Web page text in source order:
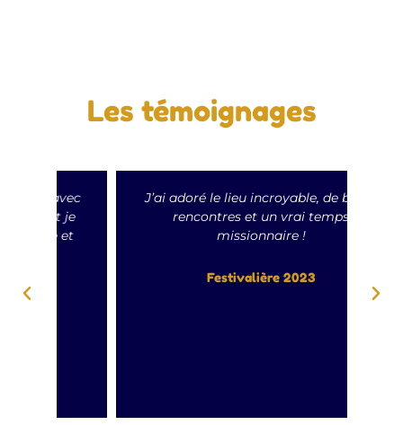
Les témoignages
J’ai adoré le lieu incroyable, de belles
rencontres et un vrai temps
missionnaire !
Festivalière 2023